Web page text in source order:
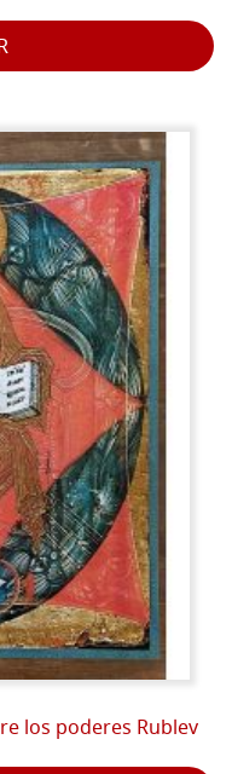
los poderes Rublev